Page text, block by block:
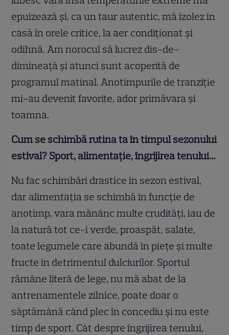
epuizează și, ca un taur autentic, mă izolez în
casă în orele critice, la aer condiționat și
odihnă. Am norocul să lucrez dis-de-
dimineață și atunci sunt acoperită de
programul matinal. Anotimpurile de tranziție
mi-au devenit favorite, ador primăvara și
toamna.
Cum se schimbă rutina ta în timpul sezonului
estival? Sport, alimentație, îngrijirea tenului…
Nu fac schimbări drastice în sezon estival,
dar alimentația se schimbă în funcție de
anotimp, vara mănânc multe crudități, iau de
la natură tot ce-i verde, proaspăt, salate,
toate legumele care abundă în piețe și multe
fructe în detrimentul dulciurilor. Sportul
rămâne literă de lege, nu mă abat de la
antrenamentele zilnice, poate doar o
săptămână când plec în concediu și nu este
timp de sport. Cât despre îngrijirea tenului,